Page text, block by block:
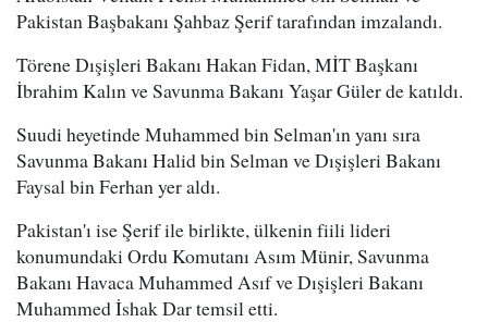
Pakistan Başbakanı Şahbaz Şerif tarafından imzalandı.
Törene Dışişleri Bakanı Hakan Fidan, MİT Başkanı
İbrahim Kalın ve Savunma Bakanı Yaşar Güler de katıldı.
Suudi heyetinde Muhammed bin Selman'ın yanı sıra
Savunma Bakanı Halid bin Selman ve Dışişleri Bakanı
Faysal bin Ferhan yer aldı.
Pakistan'ı ise Şerif ile birlikte, ülkenin fiili lideri
konumundaki Ordu Komutanı Asım Münir, Savunma
Bakanı Havaca Muhammed Asıf ve Dışişleri Bakanı
Muhammed İshak Dar temsil etti.